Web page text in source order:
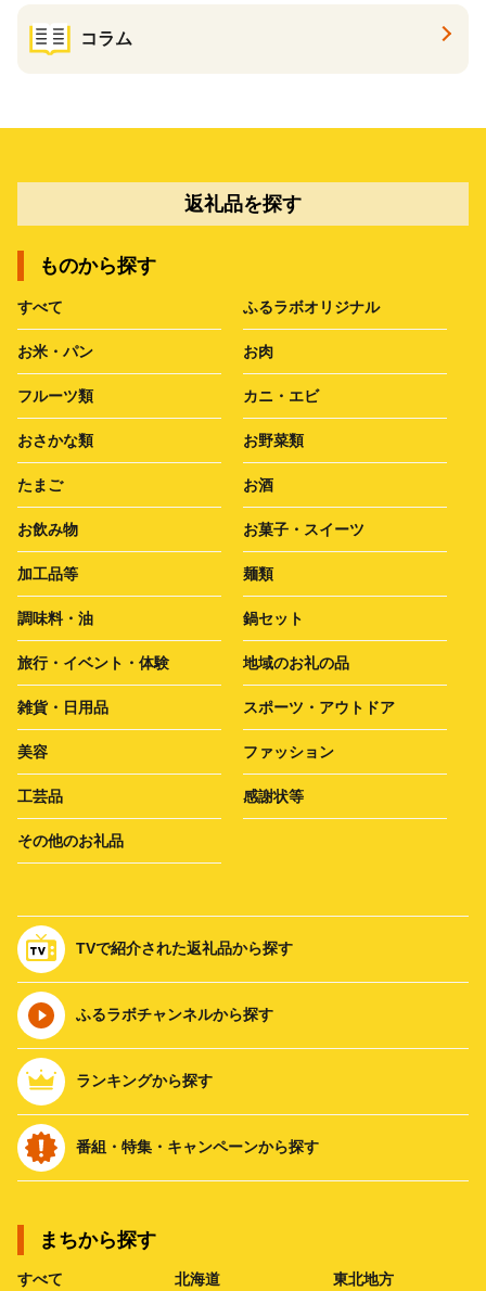
コラム
返礼品を探す
ものから探す
すべて ふるラボオリジナル
お米・パン お肉
フルーツ類 カニ・エビ
おさかな類 お野菜類
たまご お酒
お飲み物 お菓子・スイーツ
加工品等 麺類
調味料・油 鍋セット
旅行・イベント・体験 地域のお礼の品
雑貨・日用品 スポーツ・アウトドア
美容 ファッション
工芸品 感謝状等
その他のお礼品
TVで紹介された返礼品から探す
ふるラボチャンネルから探す
ランキングから探す
番組・特集・キャンペーンから探す
まちから探す
すべて 北海道 東北地方